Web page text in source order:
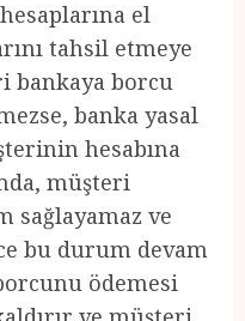
el
tahsil etmeye
bankaya borcu
banka yasal
hesabına
müşteri
sağlayamaz ve
bu durum devam
ödemesi